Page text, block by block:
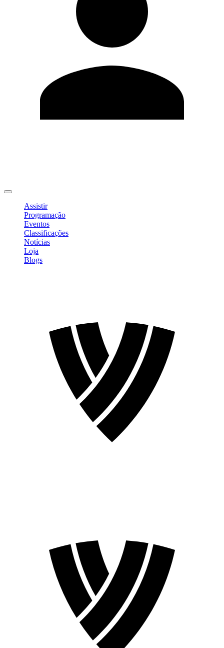
Assistir
Programação
Eventos
Classificações
Notícias
Loja
Blogs